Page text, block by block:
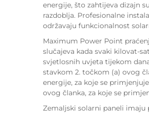
energije, što zahtijeva dizajn
razdoblja. Profesionalne
održavaju funkcionalnost
Maximum Power Point
slučajeva kada svaki kilovat-
svjetlosnih uvjeta tijekom
stavkom 2. točkom (a) ovog
energije, za koje se
ovog članka, za koje se
Zemaljski solarni paneli